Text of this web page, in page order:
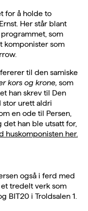
for å holde to
Her står blant
som
komponister som
til den samiske
kors og krone, som
han skrev til Den
stor urett aldri
en ode til Persen,
det han ble utsatt for,
huskomponisten her.
også i ferd med
tredelt verk som
BIT20 i Troldsalen 1.